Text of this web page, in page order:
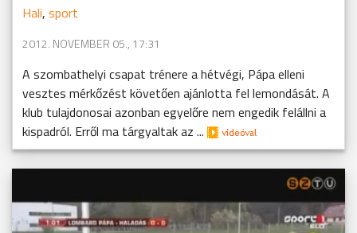
Hali, sport
2012. NOVEMBER 05., 17:31
A szombathelyi csapat trénere a hétvégi, Pápa elleni
vesztes mérkőzést követően ajánlotta fel lemondását. A
klub tulajdonosai azonban egyelőre nem engedik felállni a
kispadról. Erről ma tárgyaltak az ...